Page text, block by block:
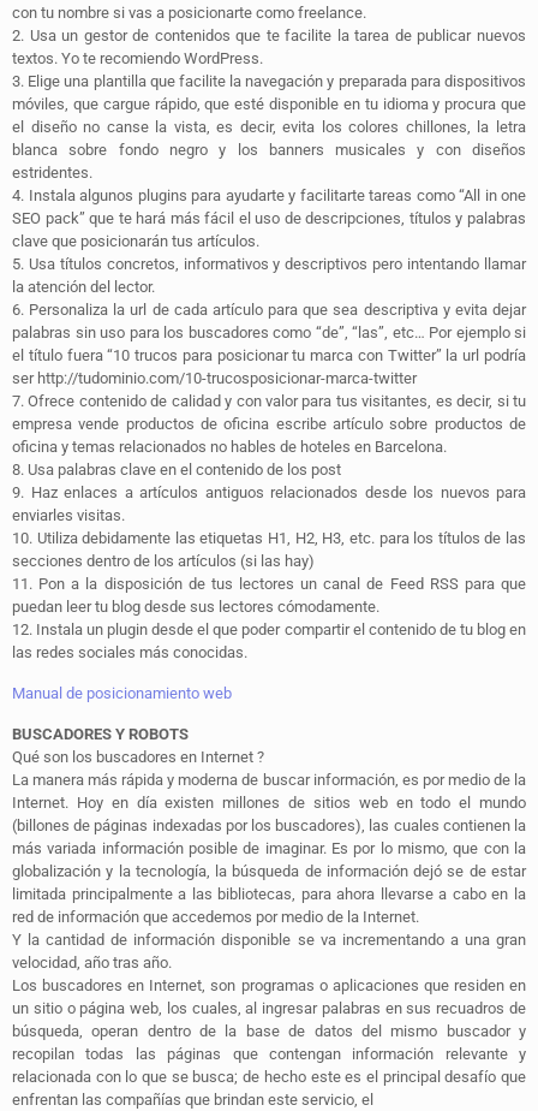
con tu nombre si vas a posicionarte como freelance.
2. Usa un gestor de contenidos que te facilite la tarea de publicar nuevos
textos. Yo te recomiendo WordPress.
3. Elige una plantilla que facilite la navegación y preparada para dispositivos
móviles, que cargue rápido, que esté disponible en tu idioma y procura que
el diseño no canse la vista, es decir, evita los colores chillones, la letra
blanca sobre fondo negro y los banners musicales y con diseños
estridentes.
4. Instala algunos plugins para ayudarte y facilitarte tareas como “All in one
SEO pack” que te hará más fácil el uso de descripciones, títulos y palabras
clave que posicionarán tus artículos.
5. Usa títulos concretos, informativos y descriptivos pero intentando llamar
la atención del lector.
6. Personaliza la url de cada artículo para que sea descriptiva y evita dejar
palabras sin uso para los buscadores como “de”, “las”, etc… Por ejemplo si
el título fuera “10 trucos para posicionar tu marca con Twitter” la url podría
ser http://tudominio.com/10-trucosposicionar-marca-twitter
7. Ofrece contenido de calidad y con valor para tus visitantes, es decir, si tu
empresa vende productos de oficina escribe artículo sobre productos de
oficina y temas relacionados no hables de hoteles en Barcelona.
8. Usa palabras clave en el contenido de los post
9. Haz enlaces a artículos antiguos relacionados desde los nuevos para
enviarles visitas.
10. Utiliza debidamente las etiquetas H1, H2, H3, etc. para los títulos de las
secciones dentro de los artículos (si las hay)
11. Pon a la disposición de tus lectores un canal de Feed RSS para que
puedan leer tu blog desde sus lectores cómodamente.
12. Instala un plugin desde el que poder compartir el contenido de tu blog en
las redes sociales más conocidas.
Manual de posicionamiento web
BUSCADORES Y ROBOTS
Qué son los buscadores en Internet ?
La manera más rápida y moderna de buscar información, es por medio de la
Internet. Hoy en día existen millones de sitios web en todo el mundo
(billones de páginas indexadas por los buscadores), las cuales contienen la
más variada información posible de imaginar. Es por lo mismo, que con la
globalización y la tecnología, la búsqueda de información dejó se de estar
limitada principalmente a las bibliotecas, para ahora llevarse a cabo en la
red de información que accedemos por medio de la Internet.
Y la cantidad de información disponible se va incrementando a una gran
velocidad, año tras año.
Los buscadores en Internet, son programas o aplicaciones que residen en
un sitio o página web, los cuales, al ingresar palabras en sus recuadros de
búsqueda, operan dentro de la base de datos del mismo buscador y
recopilan todas las páginas que contengan información relevante y
relacionada con lo que se busca; de hecho este es el principal desafío que
enfrentan las compañías que brindan este servicio, el